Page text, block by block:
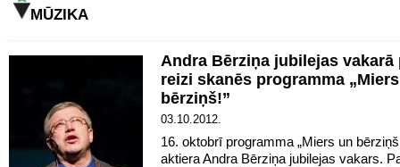
MŪZIKA
Andra Bērziņa jubilejas vakarā
reizi skanēs programma
bērziņš!”
03.10.2012.
16. oktobrī programma „Miers un
aktiera Andra Bērziņa jubilejas vakars.